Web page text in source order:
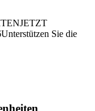
Sie die